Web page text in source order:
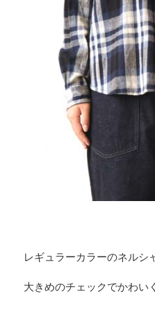
レギュラーカラーのネルシ
大きめのチェックでかわ